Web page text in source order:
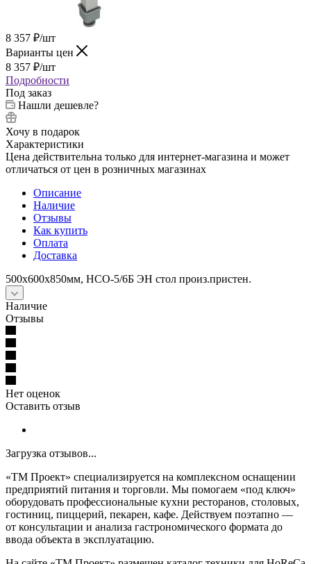
8 357 ₽/шт
Варианты цен
8 357 ₽/шт
Подробности
Под заказ
Нашли дешевле?
Хочу в подарок
Характеристики
Цена действительна только для интернет-магазина и может
отличаться от цен в розничных магазинах
Описание
Наличие
Отзывы
Как купить
Оплата
Доставка
500х600х850мм, НСО-5/6Б ЭН стол произ.пристен.
Наличие
Отзывы
Нет оценок
Оставить отзыв
Загрузка отзывов...
«ТМ Проект» специализируется на комплексном оснащении
предприятий питания и торговли. Мы помогаем «под ключ»
оборудовать профессиональные кухни ресторанов, столовых,
гостиниц, пиццерий, пекарен, кафе. Действуем поэтапно —
от консультации и анализа гастрономического формата до
ввода объекта в эксплуатацию.